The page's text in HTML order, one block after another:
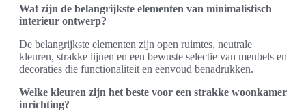
Wat zijn de belangrijkste elementen van minimalistisch
interieur ontwerp?
De belangrijkste elementen zijn open ruimtes, neutrale
kleuren, strakke lijnen en een bewuste selectie van meubels en
decoraties die functionaliteit en eenvoud benadrukken.
Welke kleuren zijn het beste voor een strakke woonkamer
inrichting?